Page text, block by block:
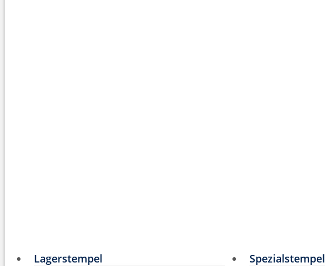
Lagerstempel Spezialstempel